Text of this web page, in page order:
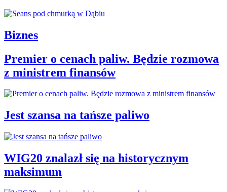
Biznes
Premier o cenach paliw. Będzie rozmowa
z ministrem finansów
Jest szansa na tańsze paliwo
WIG20 znalazł się na historycznym
maksimum